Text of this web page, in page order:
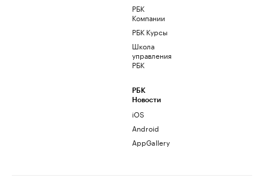
РБК
Компании
РБК Курсы
Школа
управления
РБК
РБК
Новости
iOS
Android
AppGallery